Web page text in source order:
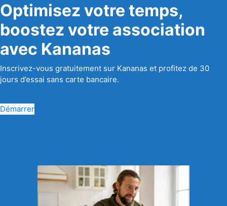
Optimisez votre temps,
boostez votre association
avec Kananas
Inscrivez-vous gratuitement sur Kananas et profitez de 30
jours d’essai sans carte bancaire.
Démarrer